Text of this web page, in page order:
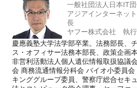
一般社団法人日本IT
アジアインターネッ
長
ヤフー株式会社 執行
慶應義塾大学法学部卒業。法務部長、
ス・オフィサー法務本部長、政策企画
非営利活動法人個人遺伝情報取扱協議
会 商務流通情報分科会 バイオ小委員
キンググループ委員、警察庁総合セキ